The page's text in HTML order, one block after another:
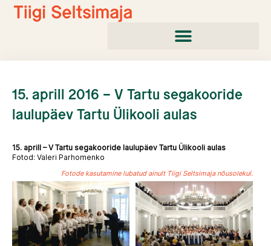
Skip
15. aprill 2016 – V Tartu segakooride
laulupäev Tartu Ülikooli aulas
15. aprill – V Tartu segakooride laulupäev Tartu Ülikooli aulas
Fotod: Valeri Parhomenko
Fotode kasutamine lubatud ainult Tiigi Seltsimaja nõusolekul.